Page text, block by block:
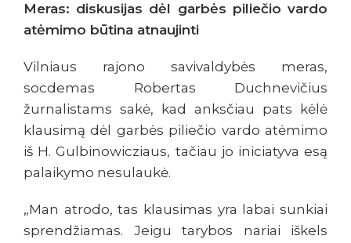
Meras: diskusijas dėl garbės piliečio vardo
atėmimo būtina atnaujinti
Vilniaus rajono savivaldybės meras,
socdemas Robertas Duchnevičius
žurnalistams sakė, kad anksčiau pats kėlė
klausimą dėl garbės piliečio vardo atėmimo
iš H. Gulbinowicziaus, tačiau jo iniciatyva esą
palaikymo nesulaukė.
„Man atrodo, tas klausimas yra labai sunkiai
sprendžiamas. Jeigu tarybos nariai iškels